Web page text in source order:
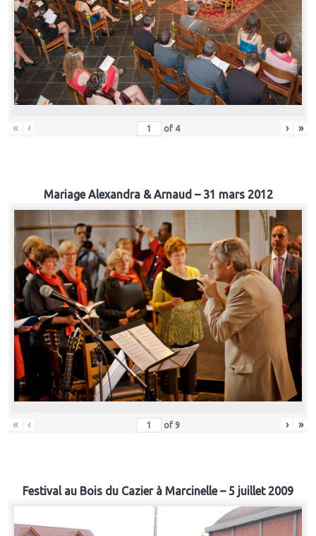
« ‹ of 4 › »
Mariage Alexandra & Arnaud – 31 mars 2012
« ‹ of 9 › »
Festival au Bois du Cazier à Marcinelle – 5 juillet 2009